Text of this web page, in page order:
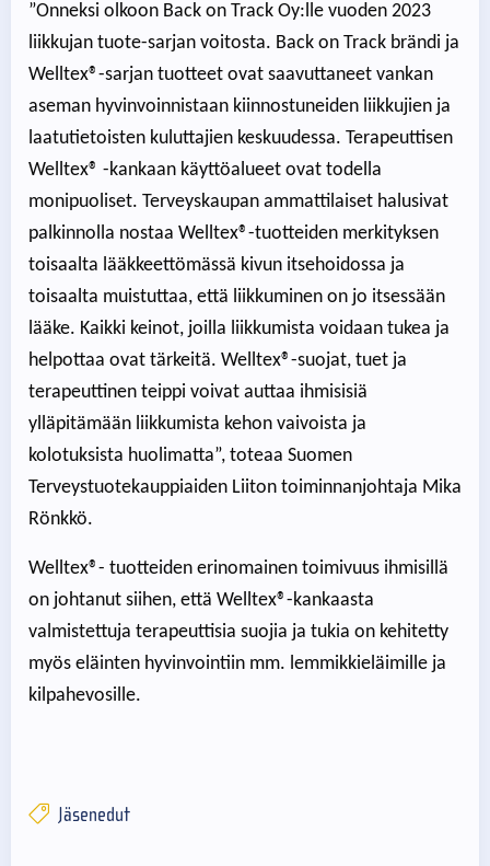
”Onneksi olkoon Back on Track Oy:lle vuoden 2023
liikkujan tuote-sarjan voitosta. Back on Track brändi ja
Welltex®-sarjan tuotteet ovat saavuttaneet vankan
aseman hyvinvoinnistaan kiinnostuneiden liikkujien ja
laatutietoisten kuluttajien keskuudessa. Terapeuttisen
Welltex® -kankaan käyttöalueet ovat todella
monipuoliset. Terveyskaupan ammattilaiset halusivat
palkinnolla nostaa Welltex®-tuotteiden merkityksen
toisaalta lääkkeettömässä kivun itsehoidossa ja
toisaalta muistuttaa, että liikkuminen on jo itsessään
lääke. Kaikki keinot, joilla liikkumista voidaan tukea ja
helpottaa ovat tärkeitä. Welltex®-suojat, tuet ja
terapeuttinen teippi voivat auttaa ihmisisiä
ylläpitämään liikkumista kehon vaivoista ja
kolotuksista huolimatta”, toteaa Suomen
Terveystuotekauppiaiden Liiton toiminnanjohtaja Mika
Rönkkö.
Welltex®- tuotteiden erinomainen toimivuus ihmisillä
on johtanut siihen, että Welltex®-kankaasta
valmistettuja terapeuttisia suojia ja tukia on kehitetty
myös eläinten hyvinvointiin mm. lemmikkieläimille ja
kilpahevosille.
Jäsenedut